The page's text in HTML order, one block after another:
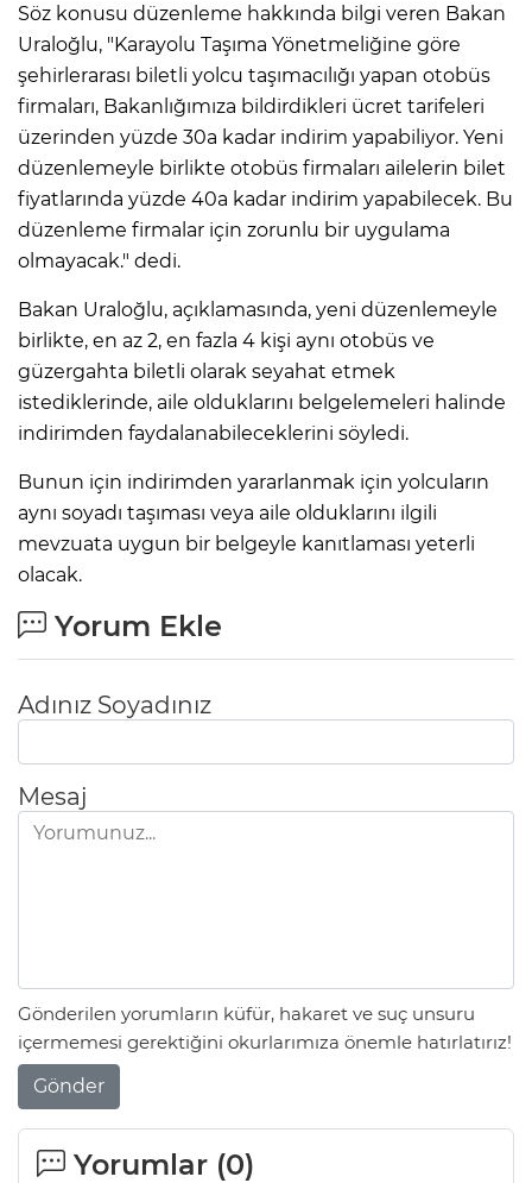
Söz konusu düzenleme hakkında bilgi veren Bakan
Uraloğlu, "Karayolu Taşıma Yönetmeliğine göre
şehirlerarası biletli yolcu taşımacılığı yapan otobüs
firmaları, Bakanlığımıza bildirdikleri ücret tarifeleri
üzerinden yüzde 30a kadar indirim yapabiliyor. Yeni
düzenlemeyle birlikte otobüs firmaları ailelerin bilet
fiyatlarında yüzde 40a kadar indirim yapabilecek. Bu
düzenleme firmalar için zorunlu bir uygulama
olmayacak." dedi.
Bakan Uraloğlu, açıklamasında, yeni düzenlemeyle
birlikte, en az 2, en fazla 4 kişi aynı otobüs ve
güzergahta biletli olarak seyahat etmek
istediklerinde, aile olduklarını belgelemeleri halinde
indirimden faydalanabileceklerini söyledi.
Bunun için indirimden yararlanmak için yolcuların
aynı soyadı taşıması veya aile olduklarını ilgili
mevzuata uygun bir belgeyle kanıtlaması yeterli
olacak.
Yorum Ekle
Adınız Soyadınız
Mesaj
Gönderilen yorumların küfür, hakaret ve suç unsuru
içermemesi gerektiğini okurlarımıza önemle hatırlatırız!
Gönder
Yorumlar (0)